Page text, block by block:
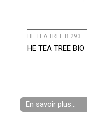
HE TEA TREE B 293
HE TEA TREE BIO
En savoir plus...